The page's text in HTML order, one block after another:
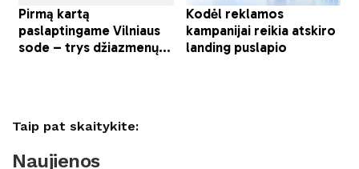
Taip pat skaitykite:
Naujienos